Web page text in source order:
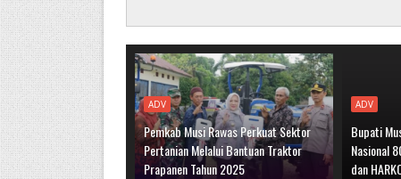
ADV
Pemkab Musi Rawas Perkuat Sektor
Pertanian Melalui Bantuan Traktor
Prapanen Tahun 2025
ADV
Bupati
Nasional
dan